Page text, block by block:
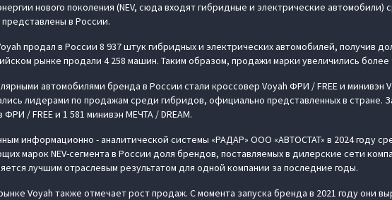
нового поколения (NEV, сюда входят гибридные и электрические
в России.
продал в России 8 937 штук гибридных и электрических автомобилей, получив
рынке продали 4 258 машин. Таким образом, продажи марки увеличились более
автомобилями бренда в России стали кроссовер Voyah ФРИ / FREE и минивэн
лидерами по продажам среди гибридов, официально представленных в стране.
/ FREE и 1 581 минивэн МЕЧТА / DREAM.
информационно - аналитической системы «РАДАР» ООО «АВТОСТАТ» в 2024 году
марок NEV-сегмента в России доля брендов, поставляемых в дилерские сети
лучшим отраслевым результатом для одной компании за последние годы.
Voyah также отмечает рост продаж. С момента запуска бренда в 2021 году они